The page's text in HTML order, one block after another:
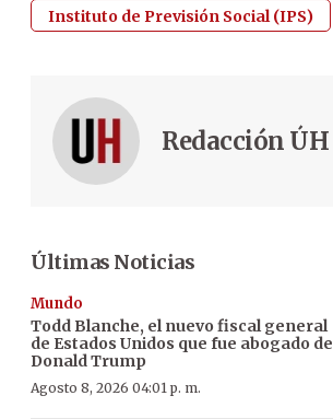
Instituto de Previsión Social (IPS)
Redacción ÚH
Últimas Noticias
Mundo
Todd Blanche, el nuevo fiscal general
de Estados Unidos que fue abogado de
Donald Trump
Agosto 8, 2026 04:01 p. m.